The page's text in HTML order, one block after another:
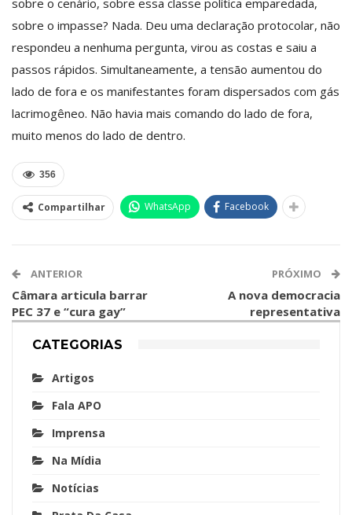
sobre o impasse? Nada. Deu uma declaração protocolar, não
respondeu a nenhuma pergunta, virou as costas e saiu a
passos rápidos. Simultaneamente, a tensão aumentou do
lado de fora e os manifestantes foram dispersados com gás
lacrimogêneo. Não havia mais comando do lado de fora,
muito menos do lado de dentro.
356
Compartilhar WhatsApp Facebook
ANTERIOR
Câmara articula barrar
PEC 37 e “cura gay”
PRÓXIMO
A nova democracia
representativa
CATEGORIAS
Artigos
Fala APO
Imprensa
Na Mídia
Notícias